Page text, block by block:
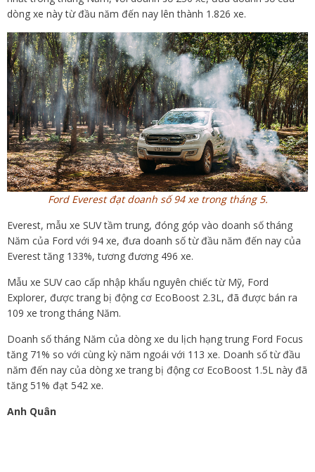
dòng xe này từ đầu năm đến nay lên thành 1.826 xe.
Ford Everest đạt doanh số 94 xe trong tháng 5.
Everest, mẫu xe SUV tầm trung, đóng góp vào doanh số tháng
Năm của Ford với 94 xe, đưa doanh số từ đầu năm đến nay của
Everest tăng 133%, tương đương 496 xe.
Mẫu xe SUV cao cấp nhập khẩu nguyên chiếc từ Mỹ, Ford
Explorer, được trang bị động cơ EcoBoost 2.3L, đã được bán ra
109 xe trong tháng Năm.
Doanh số tháng Năm của dòng xe du lịch hạng trung Ford Focus
tăng 71% so với cùng kỳ năm ngoái với 113 xe. Doanh số từ đầu
năm đến nay của dòng xe trang bị động cơ EcoBoost 1.5L này đã
tăng 51% đạt 542 xe.
Anh Quân